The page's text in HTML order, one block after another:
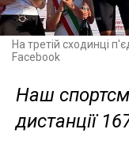
На третій сходинці
Facebook
Наш
дистанції